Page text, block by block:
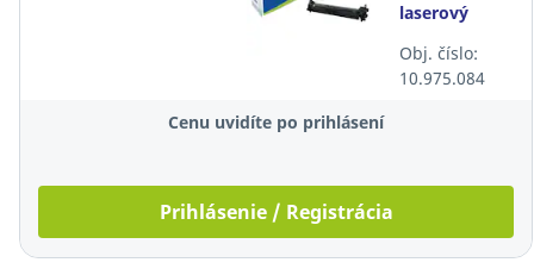
laserový
(CF230X),
čierny
Obj. číslo:
10.975.084
Cenu uvidíte po prihlásení
Prihlásenie / Registrácia